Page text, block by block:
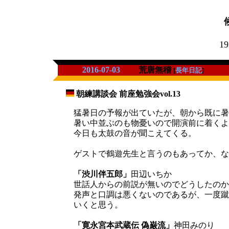
2016-07-03 荒唐無稽 [長年日記]
朝練講談会 前座勉強会vol.13
猛暑日の予報が出ていたが、朝から既に
暑い中並ぶのも物憂いので開演前に着く
今日も太鼓の音が聞こえてくる。
ゲストで鶴遊先生と言うのもあってか、
「渋川伴五郎」 田辺いちか
世話人からの前説が無いのでどうしたの
発声と口調は悪くないのであるが、一度
いくと思う。
「寛永宮本武蔵伝 偽巌流」 神田みのり